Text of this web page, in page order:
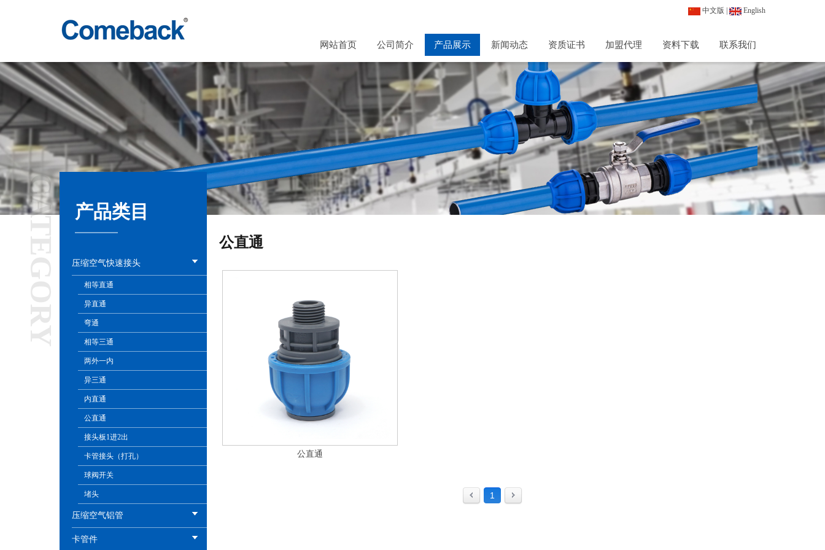
网站首页 公司简介 产品展示 新闻动态 资质证书 加盟代理 资料下载 联系我们
中文版 English
CATEGORY 产品类目
压缩空气快速接头
相等直通
异直通
弯通
相等三通
两外一内
异三通
内直通
公直通
接头板1进2出
卡管接头（打孔）
球阀开关
堵头
压缩空气铝管
卡管件
公直通
公直通
1